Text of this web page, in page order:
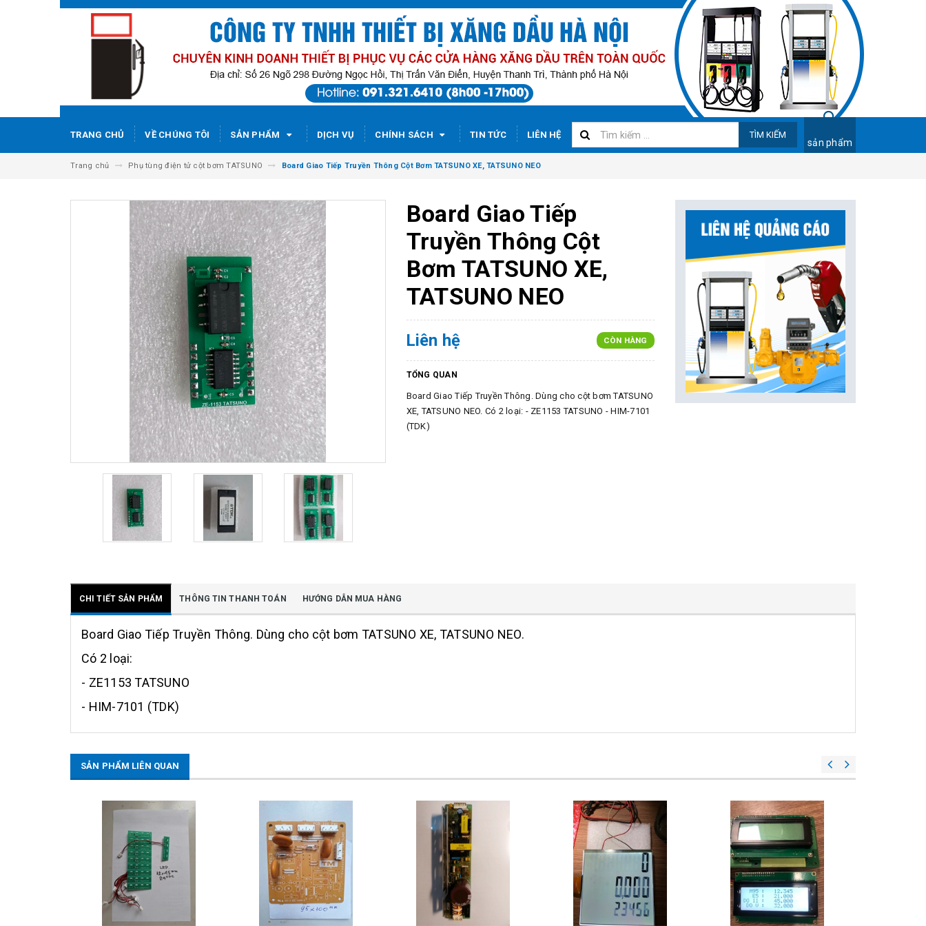
TRANG CHỦ VỀ CHÚNG TÔI SẢN PHẨM DỊCH VỤ CHÍNH SÁCH TIN TỨC LIÊN HỆ TÌM KIẾM
sản phẩm
Trang chủ Phụ tùng điện tử cột bơm TATSUNO Board Giao Tiếp Truyền Thông Cột Bơm TATSUNO XE, TATSUNO NEO
Board Giao Tiếp
Truyền Thông Cột
Bơm TATSUNO XE,
TATSUNO NEO
Liên hệ CÒN HÀNG
TỔNG QUAN
Board Giao Tiếp Truyền Thông. Dùng cho cột bơm TATSUNO
XE, TATSUNO NEO. Có 2 loại: - ZE1153 TATSUNO - HIM-7101
(TDK)
CHI TIẾT SẢN PHẨM THÔNG TIN THANH TOÁN HƯỚNG DẪN MUA HÀNG
Board Giao Tiếp Truyền Thông. Dùng cho cột bơm TATSUNO XE, TATSUNO NEO.
Có 2 loại:
- ZE1153 TATSUNO
- HIM-7101 (TDK)
SẢN PHẨM LIÊN QUAN